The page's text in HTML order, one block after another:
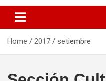
Home 2017 setiembre